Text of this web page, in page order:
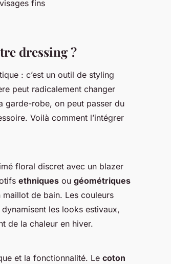
fins
dressing ?
: c’est un outil de styling
peut radicalement changer
garde-robe, on peut passer du
Voilà comment l’intégrer
floral discret avec un blazer
ethniques ou géométriques
de bain. Les couleurs
dynamisent les looks estivaux,
de la chaleur en hiver.
et la fonctionnalité. Le coton